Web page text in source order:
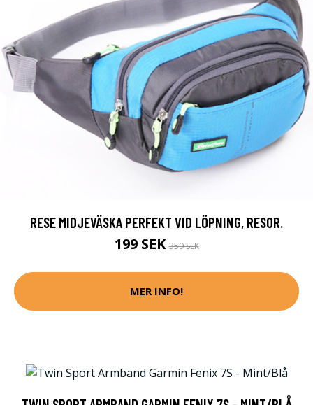
RESE MIDJEVÄSKA PERFEKT VID LÖPNING, RESOR.
199 SEK359 SEK
MER INFO!